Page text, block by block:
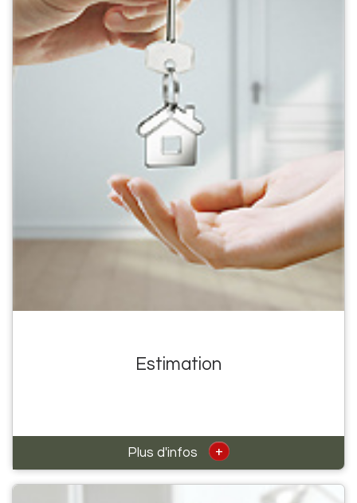
Estimation
Plus d'infos +